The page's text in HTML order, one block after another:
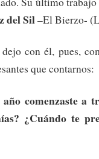
del Sil–El Bierzo-
con él, pues,
que contarnos:
comenzaste a
¿Cuándo te